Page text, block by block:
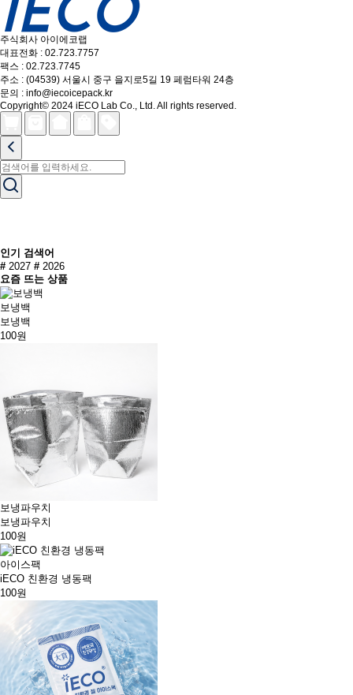
주식회사 아이에코랩
대표전화 : 02.723.7757
팩스 : 02.723.7745
주소 : (04539) 서울시 중구 을지로5길 19 페럼타워 24층
문의 : info@iecoicepack.kr
Copyright© 2024 iECO Lab Co., Ltd. All rights reserved.
인기 검색어
# 2027 # 2026
요즘 뜨는 상품
보냉백
보냉백
100원
보냉파우치
보냉파우치
100원
아이스팩
iECO 친환경 냉동팩
100원